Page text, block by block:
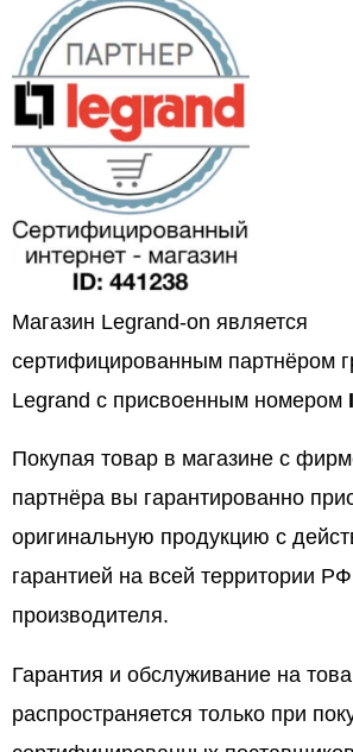
Магазин Legrand-on является
сертифицированным партнёром
Legrand с присвоенным номером
Покупая товар в магазине с
партнёра вы гарантированно
оригинальную продукцию с
гарантией на всей территории
производителя.
Гарантия и обслуживание на
распространяется только при